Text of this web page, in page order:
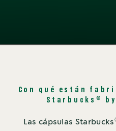
Con qué están
Starbucks ®
Las cápsulas Starbucks